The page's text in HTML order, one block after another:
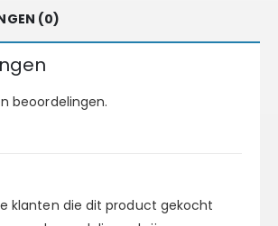
(0)
beoordelingen.
klanten die dit product gekocht